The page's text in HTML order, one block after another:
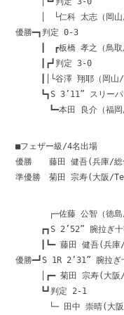
│ └仁科 太志（岡山/ゼ
優勝━┓判定 0-3
┃ ┏板橋 孝之（鳥取/
┃┏┛判定 3-0
┃│└谷澤 翔耶（岡山/ゼ
┗┓S 3’11” スリーパ
┗━本田 良介（福岡/
■フェザー級/4名出場
優勝 藤田 健吾(兵庫/総
準優勝 菊田 宗寿(大阪/
┌─佐藤 公智（徳島/
┏┓S 2’52” 腕拉ぎ十
┃┗━ 藤田 健吾(兵庫/
優勝━┛S 1R 2’31” 腕拉ぎ
│┏━ 菊田 宗寿(大阪/
┗┛判定 2-1
└─ 田中 崇晴(大阪/総